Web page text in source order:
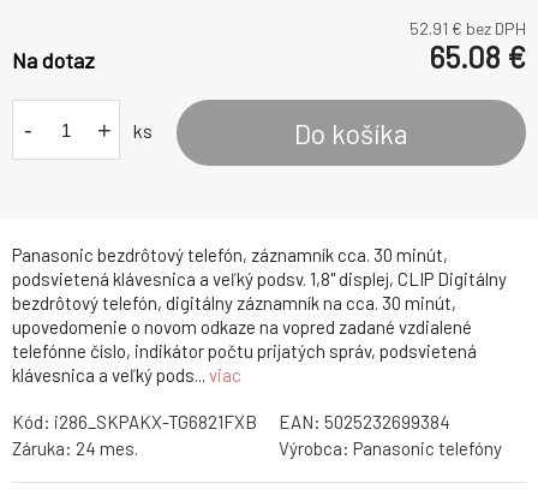
Panasonic bezdrôtový telefón, záznamník cca. 30 minút,
podsvietená klávesnica a veľký podsv. 1,8" displej, CLIP Digitálny
bezdrôtový telefón, digitálny záznamník na cca. 30 minút,
upovedomenie o novom odkaze na vopred zadané vzdialené
telefónne číslo, indikátor počtu prijatých správ, podsvietená
klávesnica a veľký pods... viac
52.91 € bez DPH
Na dotaz 65.08 €
- + ks Do košíka
Kód: i286_SKPAKX-TG6821FXB EAN: 5025232699384
Záruka: 24 mes. Výrobca: Panasonic telefóny